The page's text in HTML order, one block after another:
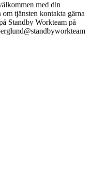
med din
tjänsten kontakta gärna
Standby Workteam på